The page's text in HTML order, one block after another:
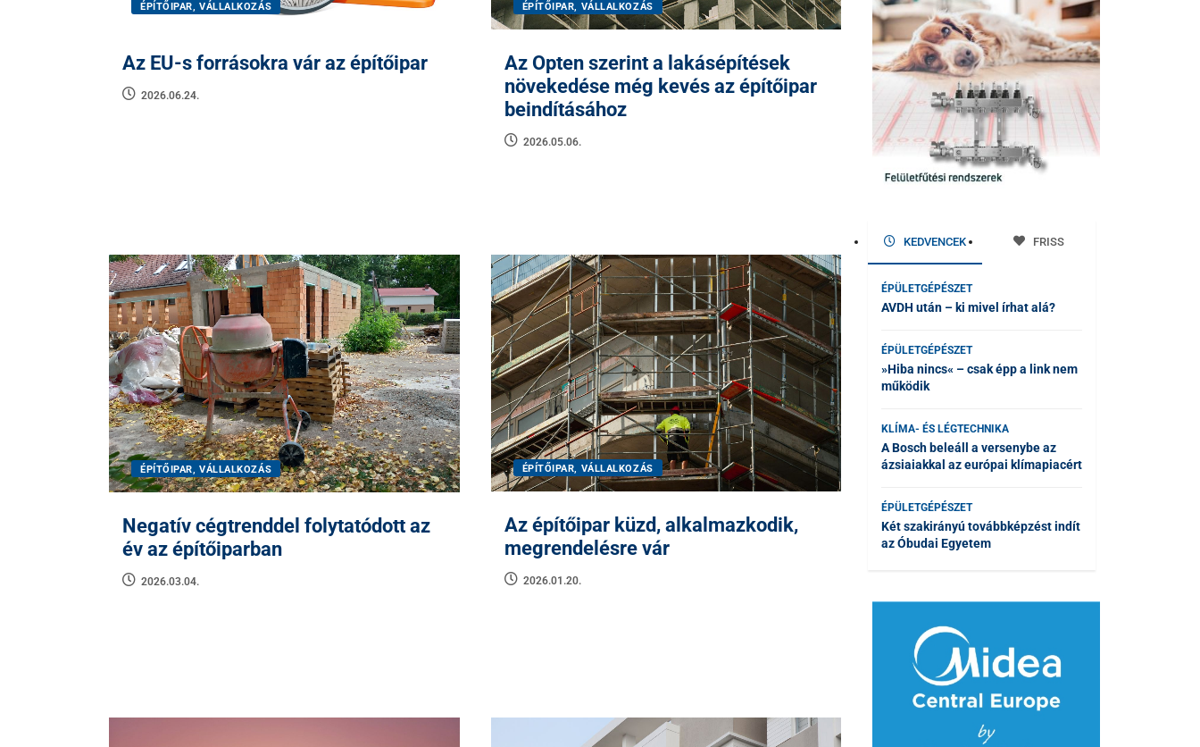
ÉPÍTŐIPAR, VÁLLALKOZÁS
Az EU-s forrásokra vár az építőipar
2026.06.24.
ÉPÍTŐIPAR, VÁLLALKOZÁS
Az Opten szerint a lakásépítések
növekedése még kevés az építőipar
beindításához
2026.05.06.
ÉPÍTŐIPAR, VÁLLALKOZÁS
Negatív cégtrenddel folytatódott az
év az építőiparban
2026.03.04.
ÉPÍTŐIPAR, VÁLLALKOZÁS
Az építőipar küzd, alkalmazkodik,
megrendelésre vár
2026.01.20.
KEDVENCEK FRISS
ÉPÜLETGÉPÉSZET
AVDH után – ki mivel írhat alá?
ÉPÜLETGÉPÉSZET
»Hiba nincs« – csak épp a link nem
működik
KLÍMA- ÉS LÉGTECHNIKA
A Bosch beleáll a versenybe az
ázsiaiakkal az európai klímapiacért
ÉPÜLETGÉPÉSZET
Két szakirányú továbbképzést indít
az Óbudai Egyetem